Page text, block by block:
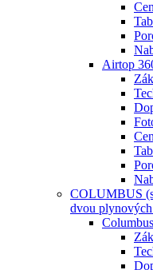
Airtop
COLUMBUS
dvou
Columbus